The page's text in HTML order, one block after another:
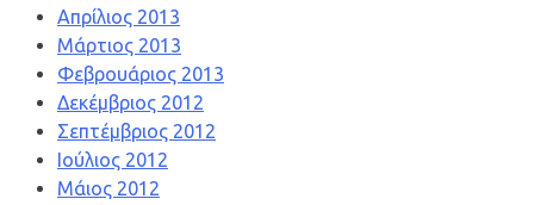
Απρίλιος 2013
Μάρτιος 2013
Φεβρουάριος 2013
Δεκέμβριος 2012
Σεπτέμβριος 2012
Ιούλιος 2012
Μάιος 2012